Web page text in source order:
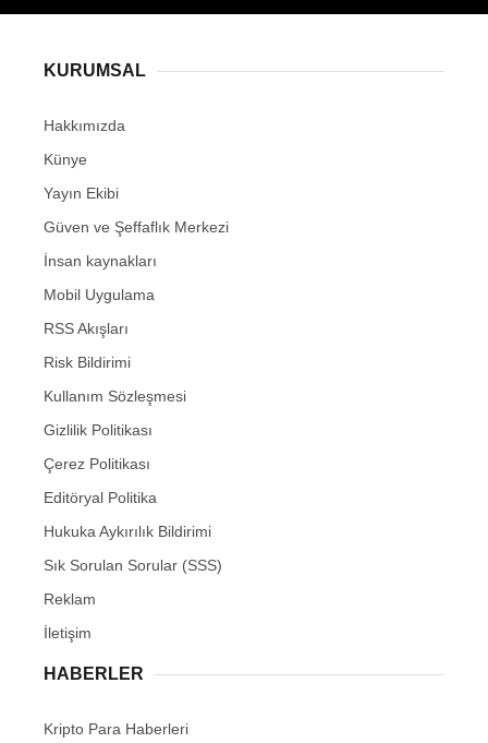
KURUMSAL
Hakkımızda
Künye
Yayın Ekibi
Güven ve Şeffaflık Merkezi
İnsan kaynakları
Mobil Uygulama
RSS Akışları
Risk Bildirimi
Kullanım Sözleşmesi
Gizlilik Politikası
Çerez Politikası
Editöryal Politika
Hukuka Aykırılık Bildirimi
Sık Sorulan Sorular (SSS)
Reklam
İletişim
HABERLER
Kripto Para Haberleri